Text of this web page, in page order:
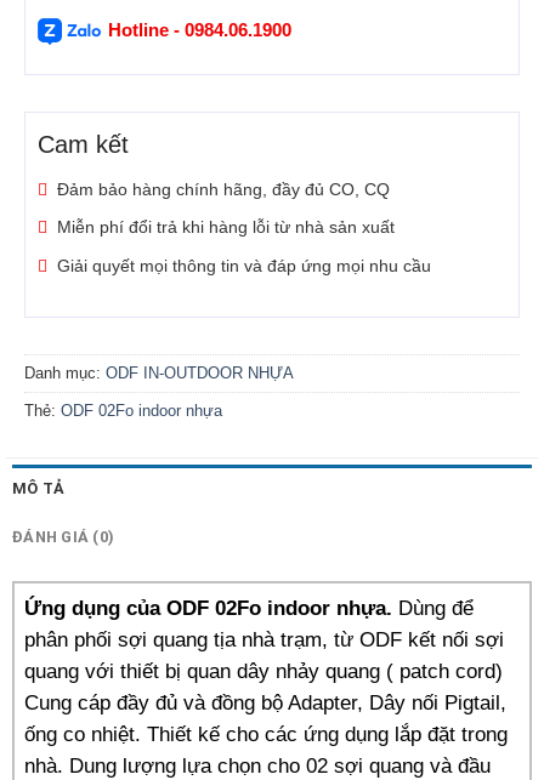
Hotline - 0984.06.1900
Cam kết
Đảm bảo hàng chính hãng, đầy đủ CO, CQ
Miễn phí đổi trả khi hàng lỗi từ nhà sản xuất
Giải quyết mọi thông tin và đáp ứng mọi nhu cầu
Danh mục: ODF IN-OUTDOOR NHỰA
Thẻ: ODF 02Fo indoor nhựa
MÔ TẢ
ĐÁNH GIÁ (0)
Ứng dụng của ODF 02Fo indoor nhựa. Dùng để
phân phối sợi quang tịa nhà trạm, từ ODF kết nối sợi
quang với thiết bị quan dây nhảy quang ( patch cord)
Cung cáp đầy đủ và đồng bộ Adapter, Dây nối Pigtail,
ống co nhiệt. Thiết kế cho các ứng dụng lắp đặt trong
nhà. Dung lượng lựa chọn cho 02 sợi quang và đầu